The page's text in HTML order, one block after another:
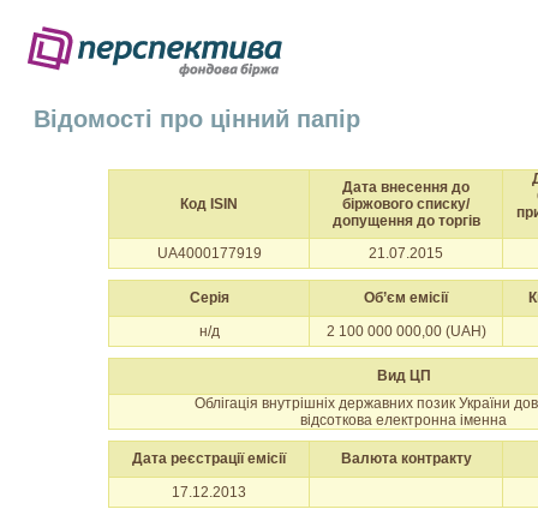
Відомості про цінний папір
Код ISIN
Дата внесення до
біржового списку/
допущення до торгів
UA4000177919 21.07.2015
Серія Об’єм емісії
н/д
2 100 000 000,00 (UAH)
Вид ЦП
Облігація внутрішніх державних позик України
відсоткова електронна іменна
Дата реєстрації емісії
Валюта контракту
17.12.2013